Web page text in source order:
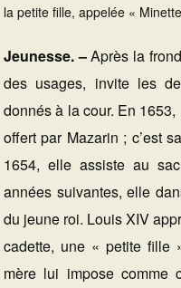
la petite fille, appelée «
Jeunesse. –Après la
des usages, invite les
donnés à la cour. En
offert par Mazarin ; c’est
1654, elle assiste au
années suivantes, elle
du jeune roi. Louis XIV
cadette, une « petite fille
mère lui impose comme